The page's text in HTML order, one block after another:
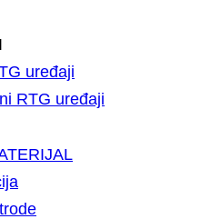
uređaji
RTG uređaji